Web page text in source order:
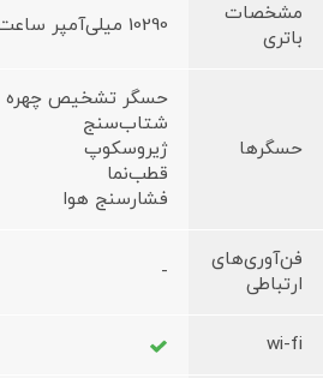
مشخصات
باتری
10290 میلی‌آمپر ساعت - 20 وات
حسگرها
حسگر تشخیص چهره
شتاب‌سنج
ژیروسکوپ
قطب‌نما
فشارسنج هوا
فن‌آوری‌های
ارتباطی
-
wi-fi